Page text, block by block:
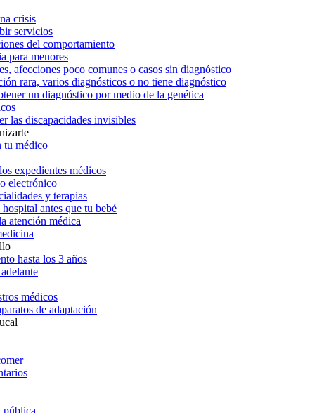
crisis
servicios
del comportamiento
para menores
afecciones poco comunes o casos sin diagnóstico
rara, varios diagnósticos o no tiene diagnóstico
un diagnóstico por medio de la genética
las discapacidades invisibles
tu médico
expedientes médicos
electrónico
y terapias
antes que tu bebé
atención médica
hasta los 3 años
médicos
de adaptación
pública